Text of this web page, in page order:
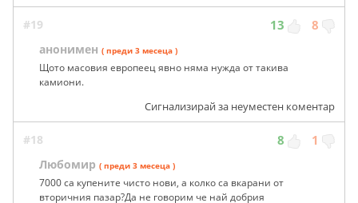
#19 13 8
анонимен ( преди 3 месеца )
Щото масовия европеец явно няма нужда от такива
камиони.
Сигнализирай за неуместен коментар
#18 8 1
Любомир ( преди 3 месеца )
7000 са купените чисто нови, а колко са вкарани от
вторичния пазар?Да не говорим че най добрия